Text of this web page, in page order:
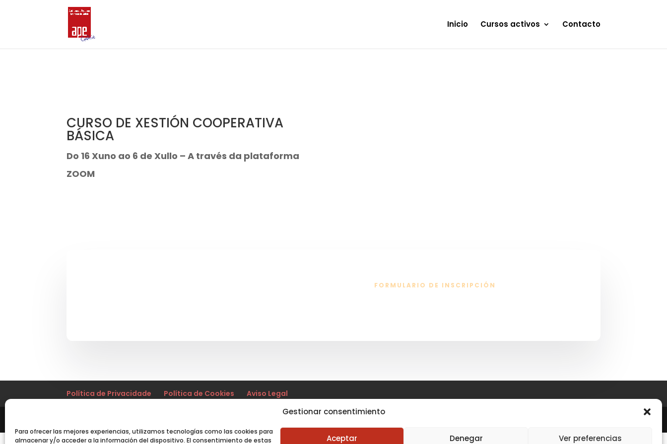
Gestionar consentimiento
Para ofrecer las mejores experiencias, utilizamos tecnologías como las cookies para
almacenar y/o acceder a la información del dispositivo. El consentimiento de estas
Aceptar Denegar Ver preferencias
Inicio Cursos activos Contacto
CURSO DE XESTIÓN COOPERATIVA
BÁSICA
Do 16 Xuno ao 6 de Xullo – A través da plataforma
ZOOM
FORMULARIO DE INSCRIPCIÓN
Política de Privacidade Política de Cookies Aviso Legal